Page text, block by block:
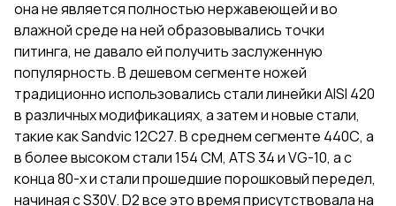
она не является полностью нержавеющей и во
влажной среде на ней образовывались точки
питинга, не давало ей получить заслуженную
популярность. В дешевом сегменте ножей
традиционно использовались стали линейки AISI 420
в различных модификациях, а затем и новые стали,
такие как Sandvic 12C27. В среднем сегменте 440С, а
в более высоком стали 154 СМ, ATS 34 и VG-10, а с
конца 80-х и стали прошедшие порошковый передел,
начиная с S30V. D2 все это время присутствовала на